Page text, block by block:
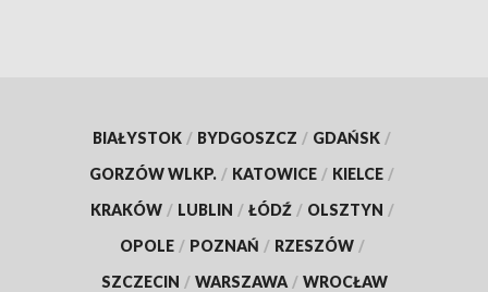
BIAŁYSTOK / BYDGOSZCZ / GDAŃSK /
GORZÓW WLKP. / KATOWICE / KIELCE /
KRAKÓW / LUBLIN / ŁÓDŹ / OLSZTYN /
OPOLE / POZNAŃ / RZESZÓW /
SZCZECIN / WARSZAWA / WROCŁAW